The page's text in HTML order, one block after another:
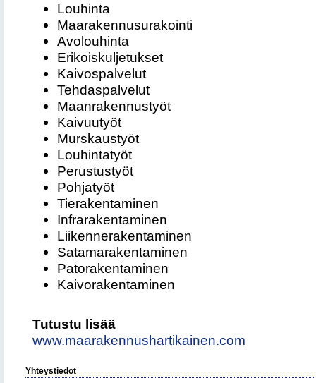
Louhinta
Maarakennusurakointi
Avolouhinta
Erikoiskuljetukset
Kaivospalvelut
Tehdaspalvelut
Maanrakennustyöt
Kaivuutyöt
Murskaustyöt
Louhintatyöt
Perustustyöt
Pohjatyöt
Tierakentaminen
Infrarakentaminen
Liikennerakentaminen
Satamarakentaminen
Patorakentaminen
Kaivorakentaminen
Tutustu lisää
www.maarakennushartikainen.com
Yhteystiedot